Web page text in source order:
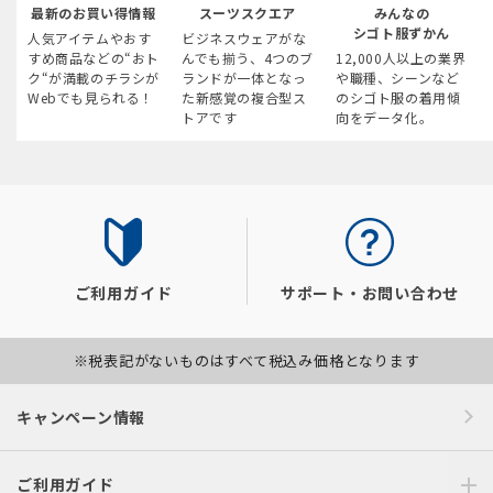
最新のお買い得情報
人気アイテムやおす
すめ商品などの“おト
ク“が満載のチラシが
Webでも見られる！
スーツスクエア
ビジネスウェアがな
んでも揃う、4つのブ
ランドが一体となっ
た新感覚の複合型ス
トアです
みんなの
シゴト服ずかん
12,000人以上の業界
や職種、シーンなど
のシゴト服の着用傾
向をデータ化。
ご利用ガイド サポート・お問い合わせ
※税表記がないものはすべて税込み価格となります
キャンペーン情報
ご利用ガイド